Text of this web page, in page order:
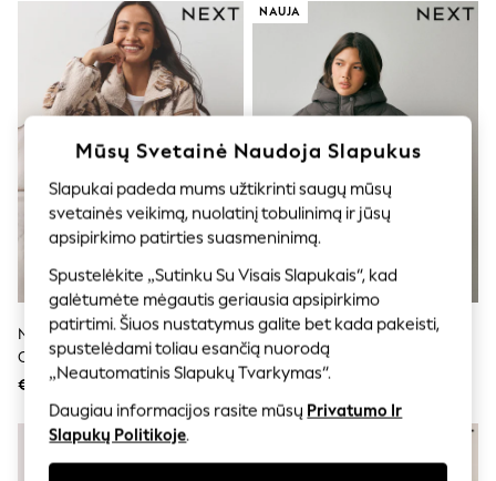
Joggers
adidas
Nike
All Girls Schoolwear
Shoes
Dresses
Trousers
Skirts
Shirts
Polo Shirts
Sweatshirts
Cardigans
Coats & Jackets
Underwear
Socks & Tights
Multipacks
All Girls Sports & Swimwear
Trainers & Pumps
Tops
Leggings
Neutralus Hamish The Highland
Cow - Borg Flisinis Megztinis Su
Pusiniu Užtrauktuku
€39
NAUJA
Pilka - Lengva Dygsniuota
Striukė
€58
Mūsų Svetainė Naudoja Slapukus
Slapukai padeda mums užtikrinti saugų mūsų
svetainės veikimą, nuolatinį tobulinimą ir jūsų
apsipirkimo patirties suasmeninimą.
Spustelėkite „Sutinku Su Visais Slapukais“, kad
galėtumėte mėgautis geriausia apsipirkimo
patirtimi. Šiuos nustatymus galite bet kada pakeisti,
spustelėdami toliau esančią nuorodą
„Neautomatinis Slapukų Tvarkymas“.
Daugiau informacijos rasite mūsų Privatumo Ir
Slapukų Politikoje.